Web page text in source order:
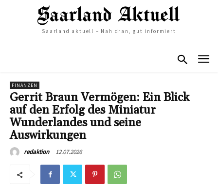
Saarland aktuell – Nah dran, gut informiert
FINANZEN
Gerrit Braun Vermögen: Ein Blick
auf den Erfolg des Miniatur
Wunderlandes und seine
Auswirkungen
redaktion 12.07.2026